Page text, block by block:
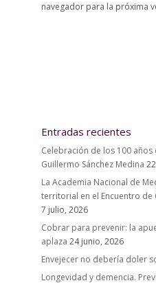
navegador para la próxima
Entradas recientes
Celebración de los 100
Guillermo Sánchez Medina
La Academia Nacional de
territorial en el Encuentro
7 julio, 2026
Cobrar para prevenir: la
aplaza 24 junio, 2026
Envejecer no debería doler
Longevidad y demencia.